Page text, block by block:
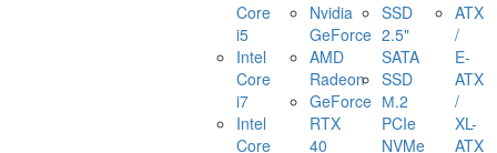
Core
i5
Intel
Core
i7
Intel
Core
Nvidia
GeForce
AMD
Radeon
GeForce
RTX
40
SSD
2.5"
SATA
SSD
М.2
PCIe
NVMe
ATX
/
E-
ATX
/
XL-
ATX